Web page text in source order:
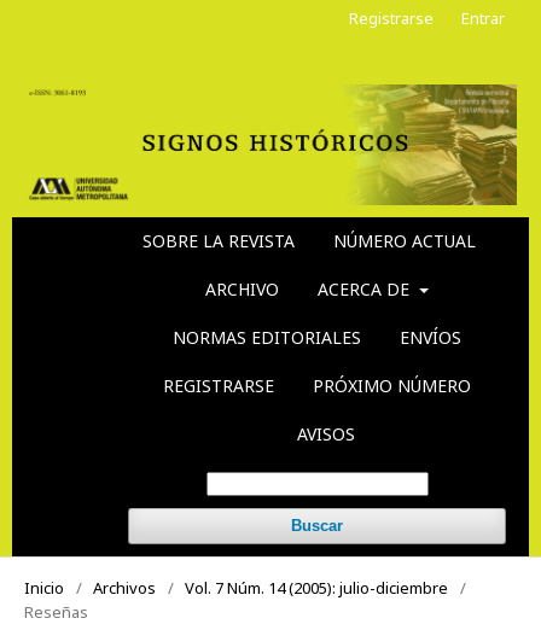
SOBRE LA REVISTA NÚMERO ACTUAL
ARCHIVO ACERCA DE
NORMAS EDITORIALES ENVÍOS
REGISTRARSE PRÓXIMO NÚMERO
AVISOS
Buscar
Registrarse Entrar
Inicio / Archivos / Vol. 7 Núm. 14 (2005): julio-diciembre
/
Reseñas